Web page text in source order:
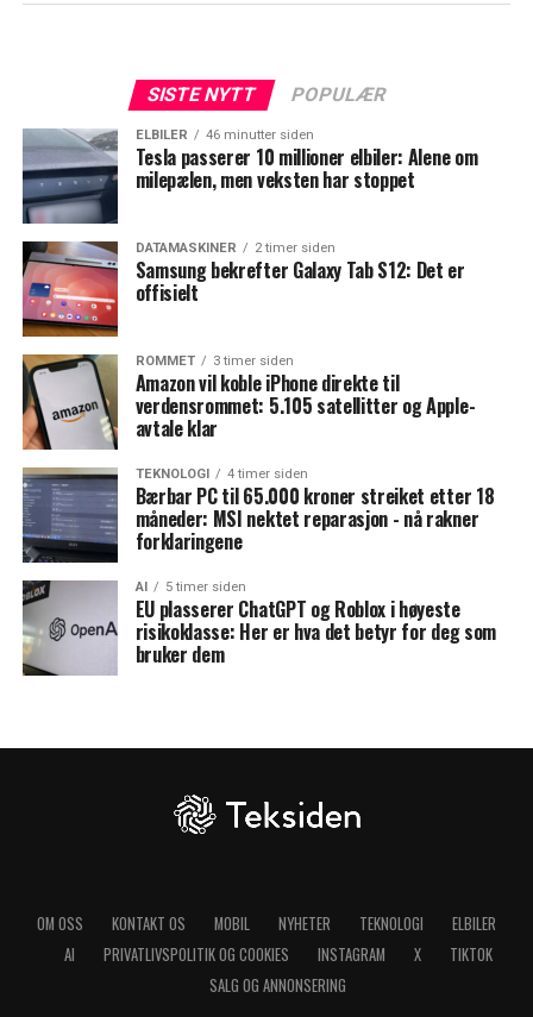
SISTE NYTT POPULÆR
ELBILER 46 minutter siden
Tesla passerer 10 millioner elbiler: Alene om
milepælen, men veksten har stoppet
DATAMASKINER 2 timer siden
Samsung bekrefter Galaxy Tab S12: Det er
offisielt
ROMMET 3 timer siden
Amazon vil koble iPhone direkte til
verdensrommet: 5.105 satellitter og Apple-
avtale klar
TEKNOLOGI 4 timer siden
Bærbar PC til 65.000 kroner streiket etter 18
måneder: MSI nektet reparasjon - nå rakner
forklaringene
AI 5 timer siden
EU plasserer ChatGPT og Roblox i høyeste
risikoklasse: Her er hva det betyr for deg som
bruker dem
OM OSS KONTAKT OS MOBIL NYHETER TEKNOLOGI
ELBILER
AI
PRIVATLIVSPOLITIK OG COOKIES INSTAGRAM X
TIKTOK
SALG OG ANNONSERING